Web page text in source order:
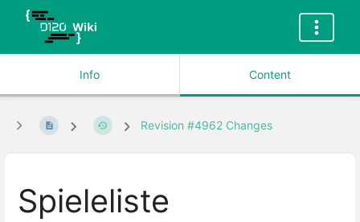
Info Content
Revision #4962 Changes
Spieleliste